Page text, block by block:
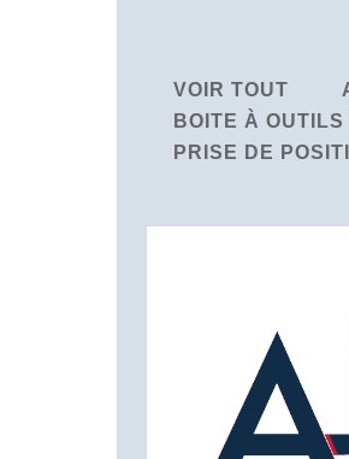
VOIR TOUT
BOITE À OUTILS
PRISE DE